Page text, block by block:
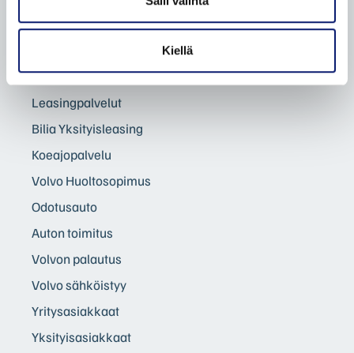
Kiellä
UUDET VOLVOT
Leasingpalvelut
Bilia Yksityisleasing
Koeajopalvelu
Volvo Huoltosopimus
Odotusauto
Auton toimitus
Volvon palautus
Volvo sähköistyy
Yritysasiakkaat
Yksityisasiakkaat